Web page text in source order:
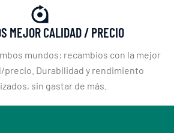
MEJOR CALIDAD / PRECIO
mundos: recambios con la mejor
precio. Durabilidad y rendimiento
sin gastar de más.